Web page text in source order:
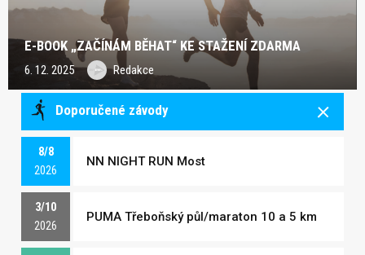
E-BOOK „ZAČÍNÁM BĚHAT“ KE STAŽENÍ ZDARMA
6. 12. 2025 Redakce
Doporučené závody
8/8
2026
NN NIGHT RUN Most
3/10
2026
PUMA Třeboňský půl/maraton 10 a 5 km